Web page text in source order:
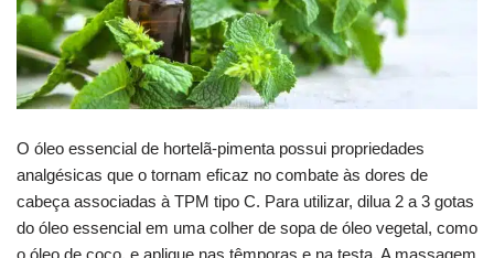
O óleo essencial de hortelã-pimenta possui propriedades
analgésicas que o tornam eficaz no combate às dores de
cabeça associadas à TPM tipo C. Para utilizar, dilua 2 a 3 gotas
do óleo essencial em uma colher de sopa de óleo vegetal, como